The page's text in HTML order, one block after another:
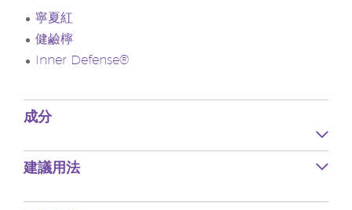
寧夏紅
健鹼檸
Inner Defense®
成分
建議用法